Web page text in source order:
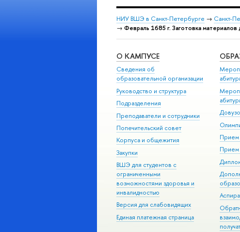
НИУ ВШЭ в Санкт-Петербурге → Санкт-
→ Февраль 1685 г. Заготовка
О КАМПУСЕ
Сведения об
образовательной организации
Руководство и структура
Подразделения
Преподаватели и сотрудники
Попечительский совет
Корпуса и общежития
Закупки
ВШЭ для студентов с
ограниченными
возможностями здоровья и
инвалидностью
Версия для слабовидящих
Единая платежная страница
Прием
Прием